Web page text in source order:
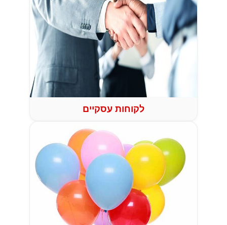
לקוחות עסקיים